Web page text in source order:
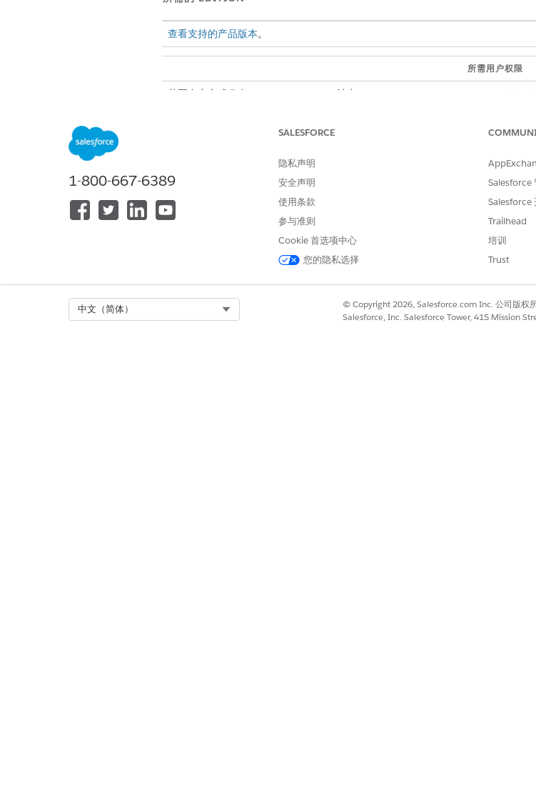
查看支持的产品版本。
所需用户权限
若要自定义或发布 Experience Cloud 站点：
许可证和许可证站点模板提供的许可证页面允许成员搜索和查看不同类型
显示了在公共部门组织中定义的所有业务监管授权类型和依赖性的列表。
定义标题和描述。要在另一个站点页面上包含许可组件，请将其从组件面
1-800-667-6389
SALESFORCE
隐私声明
安全声明
使用条款
参与准则
Cookie 首选项中心
您的隐私选择
Salesforce
Salesforce
Trailhead
培训
Trust
中文（简体）
© Copyright 2026, Salesforce.com Inc. 公司版权
Salesforce, Inc. Salesforce Tower, 415 Mission